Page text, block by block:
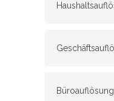
Büroauflösung